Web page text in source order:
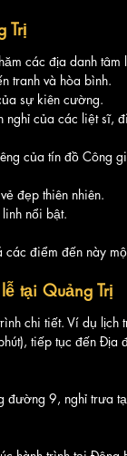
Trị
các địa danh tâm
tranh và hòa bình.
sự kiên cường.
nghỉ của các liệt sĩ,
của tín đồ Công
đẹp thiên nhiên.
nổi bật.
điểm đến này
tại Quảng Trị
chi tiết. Ví dụ lịch
tiếp tục đến Địa
đường 9, nghỉ trưa